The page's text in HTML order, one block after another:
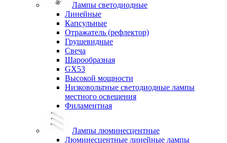
Лампы светодиодные
Линейные
Капсульные
Отражатель (рефлектор)
Грушевидные
Свеча
Шарообразная
GX53
Высокой мощности
Низковольтные светодиодные лампы
местного освещения
Филаментная
Лампы люминесцентные
Люминесцентные линейные лампы